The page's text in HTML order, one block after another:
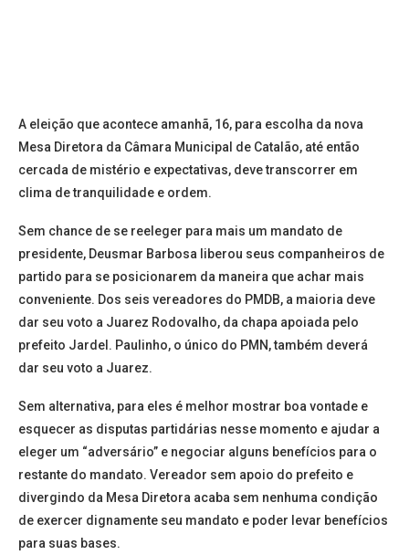
A eleição que acontece amanhã, 16, para escolha da nova
Mesa Diretora da Câmara Municipal de Catalão, até então
cercada de mistério e expectativas, deve transcorrer em
clima de tranquilidade e ordem.
Sem chance de se reeleger para mais um mandato de
presidente, Deusmar Barbosa liberou seus companheiros de
partido para se posicionarem da maneira que achar mais
conveniente. Dos seis vereadores do PMDB, a maioria deve
dar seu voto a Juarez Rodovalho, da chapa apoiada pelo
prefeito Jardel. Paulinho, o único do PMN, também deverá
dar seu voto a Juarez.
Sem alternativa, para eles é melhor mostrar boa vontade e
esquecer as disputas partidárias nesse momento e ajudar a
eleger um “adversário” e negociar alguns benefícios para o
restante do mandato. Vereador sem apoio do prefeito e
divergindo da Mesa Diretora acaba sem nenhuma condição
de exercer dignamente seu mandato e poder levar benefícios
para suas bases.